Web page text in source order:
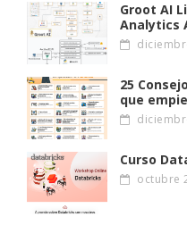
Groot AI
Analytics
25
que
Curso
octubre